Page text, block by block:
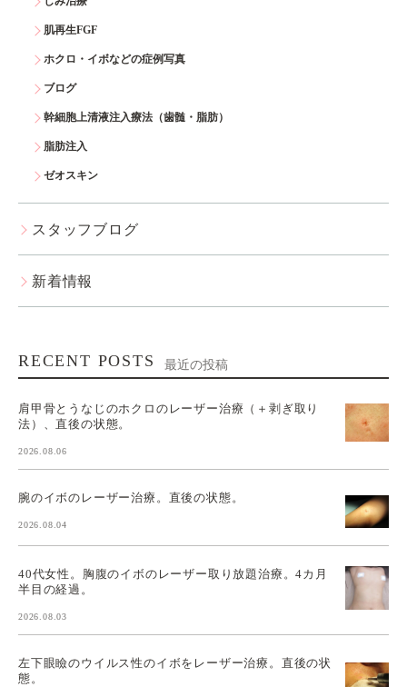
肌再生FGF
ホクロ・イボなどの症例写真
ブログ
幹細胞上清液注入療法（歯髄・脂肪）
脂肪注入
ゼオスキン
スタッフブログ
新着情報
RECENT POSTS 最近の投稿
肩甲骨とうなじのホクロのレーザー治療（＋剥ぎ取り
法）、直後の状態。
2026.08.06
腕のイボのレーザー治療。直後の状態。
2026.08.04
40代女性。胸腹のイボのレーザー取り放題治療。4カ月
半目の経過。
2026.08.03
左下眼瞼のウイルス性のイボをレーザー治療。直後の状
態。